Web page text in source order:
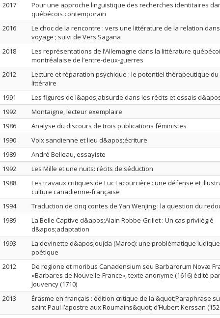
2017
Pour une approche linguistique des recherches identitaires
québécois contemporain
2016
Le choc de la rencontre : vers une littérature de la relation
voyage ; suivi de Vers Sagana
2018
Les représentations de l’Allemagne dans la littérature
montréalaise de l’entre-deux-guerres
2012
Lecture et réparation psychique : le potentiel thérapeutique
littéraire
1991
Les figures de l&apos;absurde dans les récits et essais
1992
Montaigne, lecteur exemplaire
1986
Analyse du discours de trois publications féministes
1990
Voix sandienne et lieu d&apos;écriture
1989
André Belleau, essayiste
1992
Les Mille et une nuits: récits de séduction
1988
Les travaux critiques de Luc Lacourcière : une défense et
culture canadienne-française
1994
Traduction de cinq contes de Yan Wenjing : la question du
1989
La Belle Captive d&apos;Alain Robbe-Grillet : Un cas privilégié
d&apos;adaptation
1993
La devinette d&apos;oujda (Maroc): une problématique
poétique
2012
De regione et moribus Canadensium seu Barbarorum Novæ
«Barbares de Nouvelle-France», texte anonyme (1616) édité
Jouvency (1710)
2013
Érasme en français : édition critique de la &quot;Paraphrase
saint Paul l’apostre aux Roumains&quot; d’Hubert Kerssan